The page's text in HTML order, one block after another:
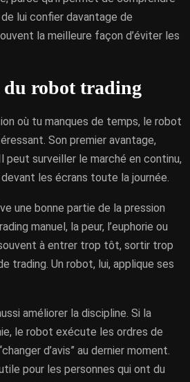
lui confier davantage de
la meilleure façon d’éviter les
du robot trading
où tu manques de temps, le robot
Son premier avantage,
peut surveiller le marché en continu,
les écrans toute la journée.
une bonne partie de la pression
manuel, la peur, l’euphorie ou
à entrer trop tôt, sortir trop
trading. Un robot, lui, applique ses
améliorer la discipline. Si la
le robot exécute les ordres de
d’avis” au dernier moment.
pour les personnes qui ont du